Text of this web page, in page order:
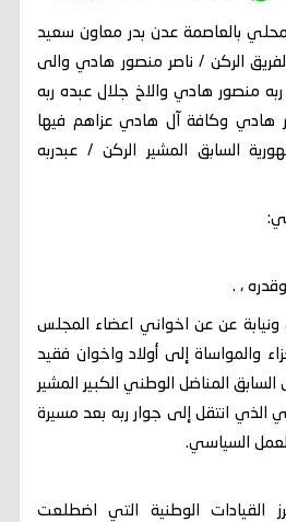
بالعاصمة عدن بدر معاون سعيد
الركن / ناصر منصور هادي والى
ربه منصور هادي والاخ جلال عبده ربه
هادي وكافة آل هادي عزاهم فيها
السابق المشير الركن / عبدربه
، .
ونيابة عن عن اخواني اعضاء المجلس
والمواساة إلى أولاد واخوان فقيد
السابق المناضل الوطني الكبير المشير
الذي انتقل إلى جوار ربه بعد مسيرة
السياسي.
القيادات الوطنية التي اضطلعت